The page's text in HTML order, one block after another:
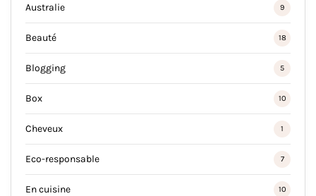
Australie 9
Beauté 18
Blogging 5
Box 10
Cheveux 1
Eco-responsable 7
En cuisine 10